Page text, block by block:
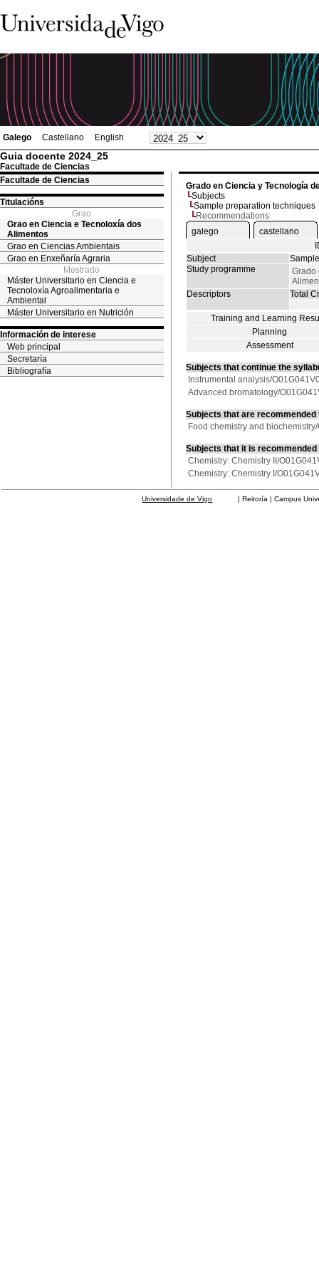
Galego Castellano English
Guia docente 2024_25
Facultade de Ciencias
Facultade de Ciencias
Titulacións
Grao
Grao en Ciencia e Tecnoloxía dos
Alimentos
Grao en Ciencias Ambientais
Grao en Enxeñaría Agraria
Mestrado
Máster Universitario en Ciencia e
Tecnoloxía Agroalimentaria e
Ambiental
Máster Universitario en Nutrición
Información de interese
Web principal
Secretaría
Bibliografía
Grado en Ciencia y Tecnología
Subjects
Sample preparation techniques
Recommendations
galego
castellano
Subject
Study programme
Grado
Descriptors
Total
Training and Learning
Planning
Assessment
Subjects that continue the
Instrumental analysis/
Advanced bromatology/
Subjects that are
Food chemistry and
Subjects that it is
Chemistry: Chemistry II/
Chemistry: Chemistry I/
Universidade de Vigo | Reitoría | Campus